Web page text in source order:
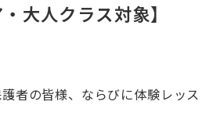
大人クラス対象】
者の皆様、ならびに体験レッス